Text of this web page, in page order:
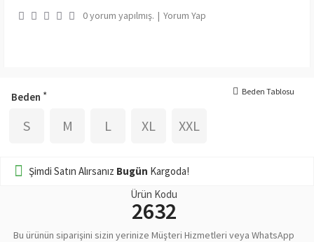
0 yorum yapılmış. | Yorum Yap
Beden
S M L XL XXL
Beden Tablosu
Şimdi Satın Alırsanız Bugün Kargoda!
Ürün Kodu
2632
Bu ürünün siparişini sizin yerinize Müşteri Hizmetleri veya WhatsApp